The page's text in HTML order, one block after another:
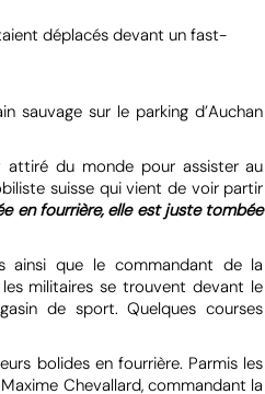
déplacés devant un fast-
sur le parking d’Auchan
attiré du monde pour assister au
suisse qui vient de voir partir
en fourrière, elle est juste tombée
ainsi que le commandant de la
militaires se trouvent devant le
de sport. Quelques courses
bolides en fourrière. Parmis les
Chevallard, commandant la